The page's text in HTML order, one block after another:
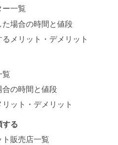
一覧
場合の時間と値段
メリット・デメリット
覧
の時間と値段
ット・デメリット
する
販売店一覧